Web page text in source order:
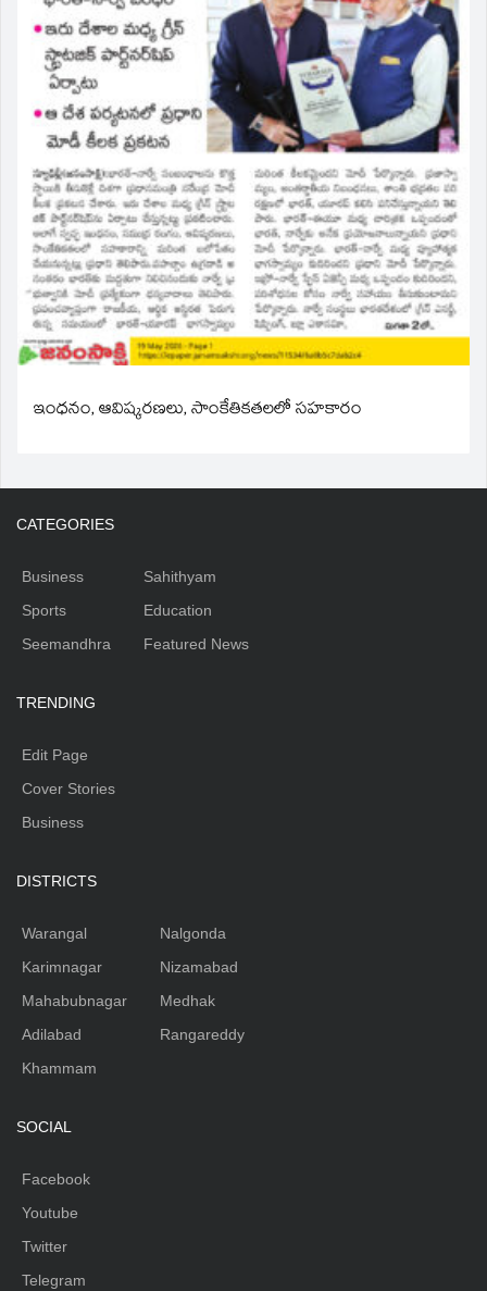
ఇంధనం, ఆవిష్కరణలు, సాంకేతికతలలో సహకారం
CATEGORIES
Business
Sports
Seemandhra
Sahithyam
Education
Featured News
TRENDING
Edit Page
Cover Stories
Business
DISTRICTS
Warangal
Karimnagar
Mahabubnagar
Adilabad
Khammam
Nalgonda
Nizamabad
Medhak
Rangareddy
SOCIAL
Facebook
Youtube
Twitter
Telegram